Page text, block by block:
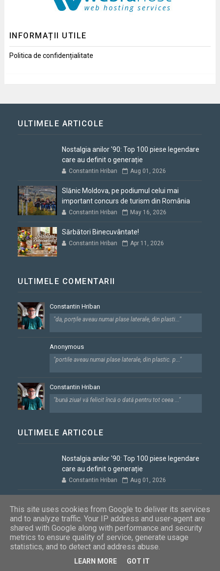
INFORMAȚII UTILE
Politica de confidențialitate
ULTIMELE ARTICOLE
Nostalgia anilor '90: Top 100 piese legendare
care au definit o generație
Constantin Hriban Aug 01, 2026
Slănic Moldova, pe podiumul celui mai
important concurs de turism din România
Constantin Hriban May 16, 2026
Sărbători Binecuvântate!
Constantin Hriban Apr 11, 2026
ULTIMELE COMENTARII
Constantin Hriban
"da, porțile aveau numai plase laterale, din plasti..."
Anonymous
"portile aveau numai plase laterale, din plastic. p..."
Constantin Hriban
"bună ziua! vă felicit încă o dată pentru tot ceea ..."
ULTIMELE ARTICOLE
Nostalgia anilor '90: Top 100 piese legendare
care au definit o generație
Constantin Hriban Aug 01, 2026
important concurs de turism din România
Constantin Hriban May 16, 2026
Sărbători Binecuvântate!
This site uses cookies from Google to deliver its services
and to analyze traffic. Your IP address and user-agent are
shared with Google along with performance and security
metrics to ensure quality of service, generate usage
statistics, and to detect and address abuse.
LEARN MORE GOT IT